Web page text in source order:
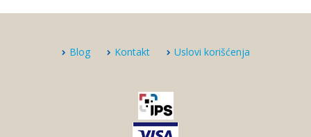
Blog Kontakt Uslovi korišćenja